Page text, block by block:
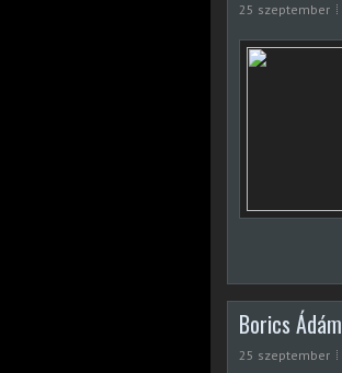
25 szeptember
Borics
25 szeptember